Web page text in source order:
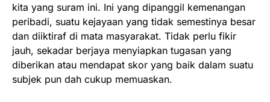
kita yang suram ini. Ini yang dipanggil kemenangan
peribadi, suatu kejayaan yang tidak semestinya besar
dan diiktiraf di mata masyarakat. Tidak perlu fikir
jauh, sekadar berjaya menyiapkan tugasan yang
diberikan atau mendapat skor yang baik dalam suatu
subjek pun dah cukup memuaskan.